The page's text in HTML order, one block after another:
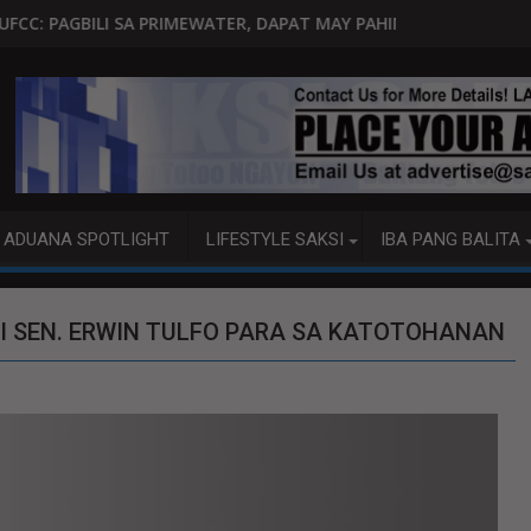
DAPAT MAY PAHINTULOT NG MGA WATER DISTRICT
GOITIA: 'TAMA NA,' MENSAHE
ADUANA SPOTLIGHT LIFESTYLE SAKSI IBA PANG BALITA
SEN. ERWIN TULFO PARA SA KATOTOHANAN